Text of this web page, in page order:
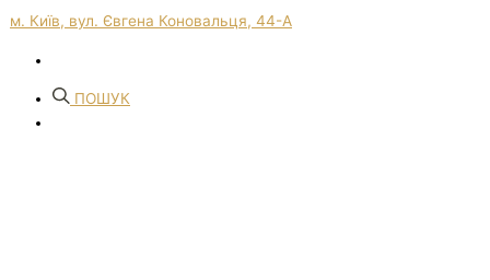
м. Київ, вул. Євгена Коновальця, 44-А
ПОШУК